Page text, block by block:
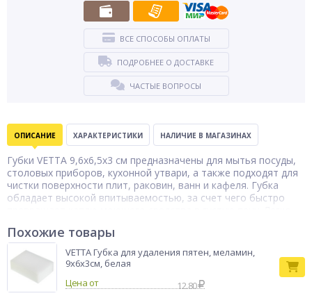
ВСЕ СПОСОБЫ ОПЛАТЫ
ПОДРОБНЕЕ О ДОСТАВКЕ
ЧАСТЫЕ ВОПРОСЫ
ОПИСАНИЕ ХАРАКТЕРИСТИКИ НАЛИЧИЕ В МАГАЗИНАХ
Губки VETTA 9,6х6,5х3 см предназначены для мытья посуды,
столовых приборов, кухонной утвари, а также подходят для
чистки поверхности плит, раковин, ванн и кафеля. Губка
обладает высокой впитываемостью, за счет чего быстро
оснащена слоем абразивного материала, предназначенного
для чистки. В наборе 5 штук.
Тип товара
Губка для
Бренд
Vetta
Похожие товары
VETTA Губка для удаления пятен, меламин,
9х6х3см, белая
Цена от
12.80